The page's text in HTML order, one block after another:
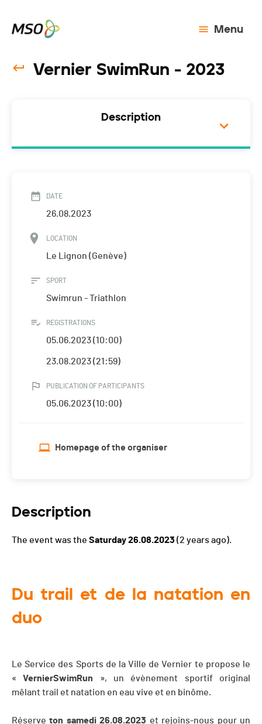
Menu
Vernier SwimRun - 2023
Description
DATE
26.08.2023
LOCATION
Le Lignon (Genève)
SPORT
Swimrun - Triathlon
REGISTRATIONS
05.06.2023 (10:00)
23.08.2023 (21:59)
PUBLICATION OF PARTICIPANTS
05.06.2023 (10:00)
Homepage of the organiser
Description
The event was the Saturday 26.08.2023 (2 years ago).
Du trail et de la natation en
duo
Le Service des Sports de la Ville de Vernier te propose le
«VernierSwimRun », un évènement sportif original
mêlant trail et natation en eau vive et en binôme.
Réserveton samedi 26.08.2023 et rejoins-nous pour un